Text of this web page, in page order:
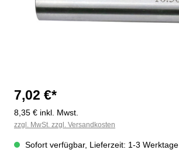
7,02 €*
8,35 € inkl. Mwst.
zzgl. MwSt. zzgl. Versandkosten
Sofort verfügbar, Lieferzeit: 1-3 Werktage